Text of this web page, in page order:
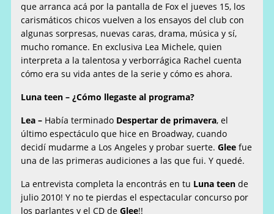
que arranca acá por la pantalla de Fox el jueves 15, los
carismáticos chicos vuelven a los ensayos del club con
algunas sorpresas, nuevas caras, drama, música y sí,
mucho romance. En exclusiva Lea Michele, quien
interpreta a la talentosa y verborrágica Rachel cuenta
cómo era su vida antes de la serie y cómo es ahora.
Luna teen – ¿Cómo llegaste al programa?
Lea – Había terminado Despertar de primavera, el
último espectáculo que hice en Broadway, cuando
decidí mudarme a Los Angeles y probar suerte.Glee fue
una de las primeras audiciones a las que fui. Y quedé.
La entrevista completa la encontrás en tu Luna teen de
julio 2010! Y no te pierdas el espectacular concurso por
los parlantes y el CD deGlee!!